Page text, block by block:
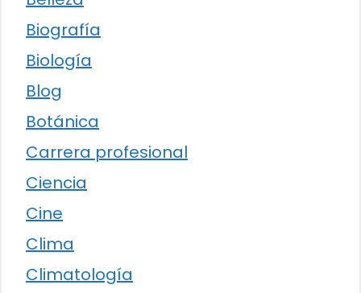
Biografía
Biología
Blog
Botánica
Carrera profesional
Ciencia
Cine
Clima
Climatología